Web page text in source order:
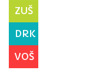
ZUŠ
DRK
VOŠ